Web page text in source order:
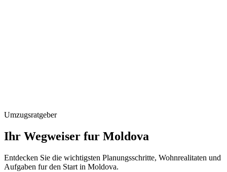
Umzugsratgeber
Ihr Wegweiser fur Moldova
Entdecken Sie die wichtigsten Planungsschritte, Wohnrealitaten und
Aufgaben fur den Start in Moldova.